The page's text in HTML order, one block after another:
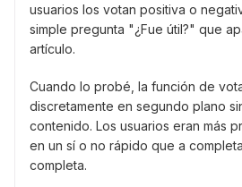
usuarios los votan positiva o
simple pregunta "¿Fue útil?" que
artículo.
Cuando lo probé, la función de
discretamente en segundo plano
contenido. Los usuarios eran más
en un sí o no rápido que a
completa.